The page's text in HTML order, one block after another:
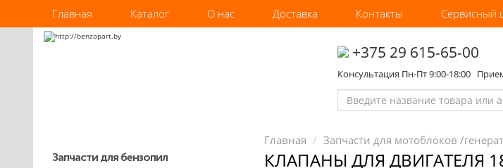
Главная Каталог О нас Доставка Контакты Сервисный
‎+375 29 615-65-00
Консультация Пн-Пт 9:00-18:00
Запчасти для бензопил
Главная Запчасти для мотоблоков /
КЛАПАНЫ ДЛЯ ДВИГАТЕЛЯ